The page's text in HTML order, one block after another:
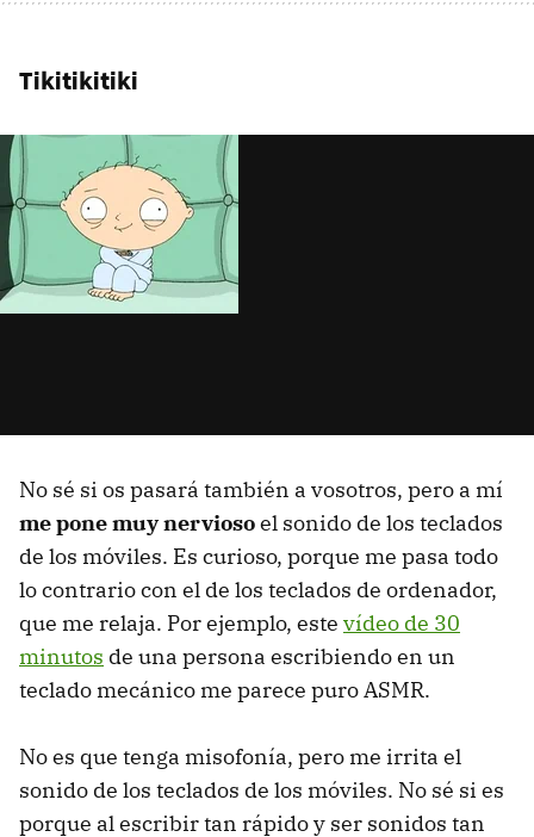
Tikitikitiki
No sé si os pasará también a vosotros, pero a mí
me pone muy nerviosoel sonido de los teclados
de los móviles. Es curioso, porque me pasa todo
lo contrario con el de los teclados de ordenador,
que me relaja. Por ejemplo, este vídeo de 30
minutos de una persona escribiendo en un
teclado mecánico me parece puro ASMR.
No es que tenga misofonía, pero me irrita el
sonido de los teclados de los móviles. No sé si es
porque al escribir tan rápido y ser sonidos tan